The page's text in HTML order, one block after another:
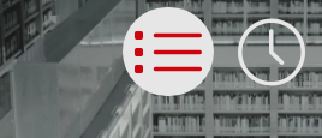
List